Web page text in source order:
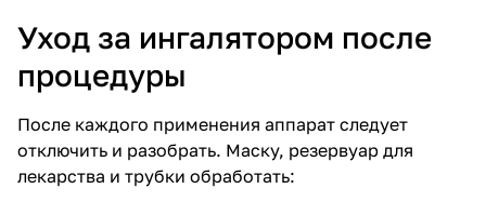
Уход за ингалятором после
процедуры
После каждого применения аппарат следует
отключить и разобрать. Маску, резервуар для
лекарства и трубки обработать: